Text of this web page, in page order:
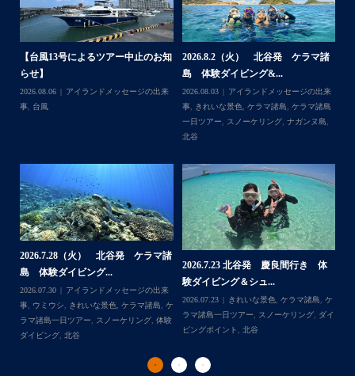
【台風13号によるツアー中止のお知
らせ】
2026.08.06
アイランドメッセージの出来
事, 台風
2026.8.2（火） 北谷発 ケラマ諸
島 体験ダイビング&...
2026.08.03
アイランドメッセージの出来
事, きれいな景色 ケラマ諸島
ケラマ諸島
一日ツアー
スノーケリング, ナガンヌ島
北谷
2026.7.28（火） 北谷発 ケラマ諸
島 体験ダイビング...
2026.07.30
アイランドメッセージの出来
事, ウミウシ, きれいな景色, ケラマ諸島, ケ
ラマ諸島一日ツアー, スノーケリング, 体験
ダイビング, 北谷
2026.7.23 北谷発 慶良間行き 体
験ダイビング＆シュ...
2026.07.23 きれいな景色, ケラマ諸島, ケ
ラマ諸島一日ツアー, スノーケリング, ダイ
ビングポイント, 北谷